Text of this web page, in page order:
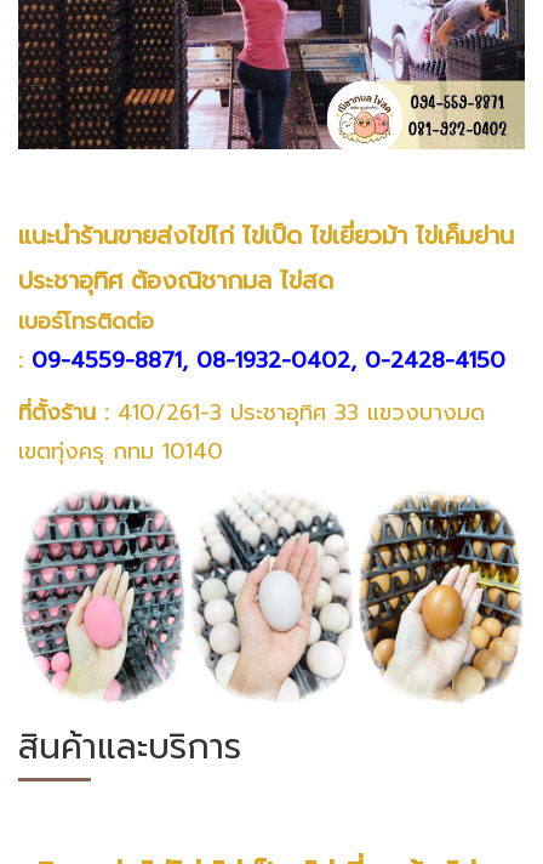
แนะนำร้านขายส่งไข่ไก่ ไข่เป็ด ไข่เยี่ยวม้า ไข่เค็มย่าน
ประชาอุทิศ ต้องณิชากมล ไข่สด
เบอร์โทรติดต่อ
: 09-4559-8871, 08-1932-0402, 0-2428-4150
ที่ตั้งร้าน : 410/261-3 ประชาอุทิศ 33 แขวงบางมด
เขตทุ่งครุ กทม 10140
สินค้าและบริการ